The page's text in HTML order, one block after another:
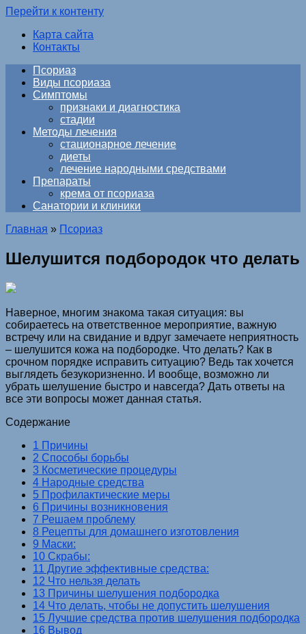
Перейти к контенту
Карта сайта
Контакты
Псориаз
Виды псориаза
Симптомы
признаки и диагностика
стадии
Методы лечения
стационарное лечение
диеты
лечение народными средствами
Препараты
крема от псориаза
Санатории и клиники
Главная » Псориаз
Шелушится подбородок что делать
Наверное, многим знакома такая ситуация: вы
собираетесь на ответственное мероприятие, важную
встречу или на свидание и вдруг замечаете неприятность
– шелушится кожа на подбородке. Что делать? Как в
срочном порядке исправить ситуацию? Ведь так хочется
выглядеть безукоризненно. И вообще, возможно ли
убрать шелушение быстро и навсегда? Дать ответы на
все эти вопросы может данная статья.
Содержание
1 Причины
2 Способы борьбы
3 Косметические процедуры
4 Народные средства
5 Профилактические меры
6 Причины возникновения
7 Решаем проблему
8 Рецепты для домашнего изготовления
9 Маски:
10 Скрабы:
11 Другие эффективные средства:
12 Что нельзя делать
13 Причины шелушения подбородка
14 Что делать, чтобы не допустить шелушения
15 Лучшие средства против шелушения подбородка
16 Вывод